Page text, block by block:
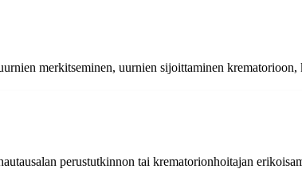
merkitseminen, uurnien sijoittaminen
perustutkinnon tai krematorionhoitajan